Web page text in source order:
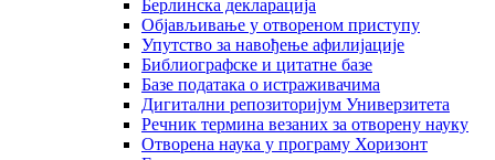
Берлинска декларација
Објављивање у отвореном приступу
Упутство за навођење афилијације
Библиографске и цитатне базе
Базе података о истраживачима
Дигитални репозиторијум Универзитета
Рeчник термина везаних за отворену науку
Отворена наука у програму Хоризонт